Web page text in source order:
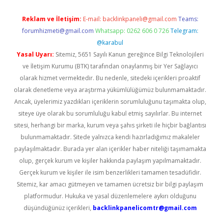
Reklam ve İletişim: E-mail: backlinkpaneli@gmail.com Teams:
forumhizmeti@gmail.com Whatsapp: 0262 606 0 726 Telegram:
@karabul
Yasal Uyarı: Sitemiz, 5651 Sayılı Kanun gereğince Bilgi Teknolojileri
ve İletişim Kurumu (BTK) tarafından onaylanmış bir Yer Sağlayıcı
olarak hizmet vermektedir. Bu nedenle, sitedeki içerikleri proaktif
olarak denetleme veya araştırma yükümlülüğümüz bulunmamaktadır.
Ancak, üyelerimiz yazdıkları içeriklerin sorumluluğunu taşımakta olup,
siteye üye olarak bu sorumluluğu kabul etmiş sayılırlar. Bu internet
sitesi, herhangi bir marka, kurum veya şahıs şirketi ile hiçbir bağlantısı
bulunmamaktadır. Sitede yalnızca kendi hazırladığımız makaleler
paylaşılmaktadır. Burada yer alan içerikler haber niteliği taşımamakta
olup, gerçek kurum ve kişiler hakkında paylaşım yapılmamaktadır.
Gerçek kurum ve kişiler ile isim benzerlikleri tamamen tesadüfidir.
Sitemiz, kar amacı gütmeyen ve tamamen ücretsiz bir bilgi paylaşım
platformudur. Hukuka ve yasal düzenlemelere aykırı olduğunu
düşündüğünüz içerikleri, backlinkpanelicomtr@gmail.com